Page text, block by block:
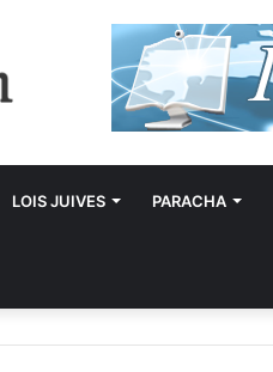
LOIS JUIVES PARACHA